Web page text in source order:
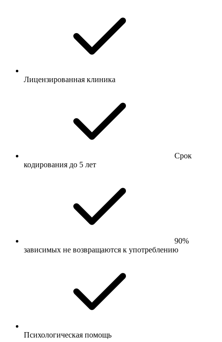
Лицензированная клиника
Срок
кодирования до 5 лет
90%
зависимых не возвращаются к употреблению
Психологическая помощь